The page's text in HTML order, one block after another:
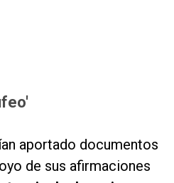
aportado documentos
de sus afirmaciones